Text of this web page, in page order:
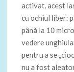
activat, acest
cu ochiul liber:
până la 10
vedere
pentru a se
nu a fost